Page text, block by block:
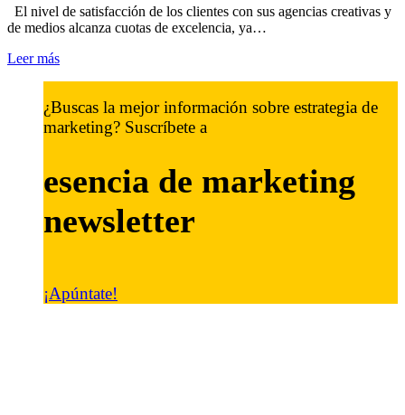
El nivel de satisfacción de los clientes con sus agencias creativas y
de medios alcanza cuotas de excelencia, ya…
Leer más
¿Buscas la mejor información sobre estrategia de
marketing? Suscríbete a
esencia de marketing
newsletter
¡Apúntate!